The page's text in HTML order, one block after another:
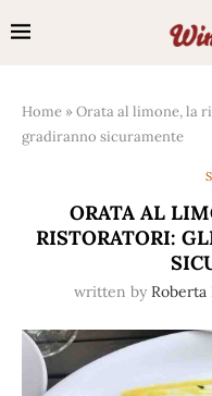
Home »Orata al limone, la
gradiranno sicuramente
ORATA AL
RISTORATORI:
written by Roberta